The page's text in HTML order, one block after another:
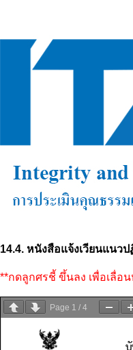
14.4. หนังสือแจ้งเวียนแนว
**กดลูกศรชี้ ขึ้นลง เพื่อเลื่อ
Page 1 / 4